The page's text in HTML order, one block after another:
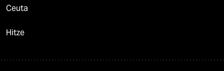
Ceuta
Hitze